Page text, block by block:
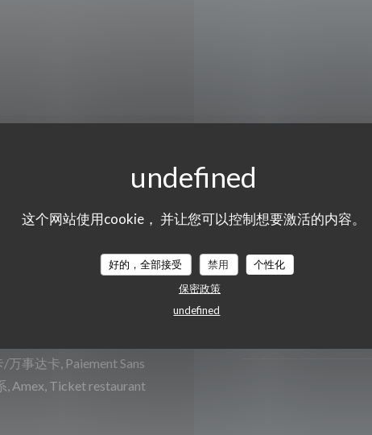
这个网站使用cookie， 并让您可以控制想要激活的内容。
好的，全部接受 禁用
个性化
保密政策
undefined
语
收取餐费
事达卡, Paiement Sans
, Amex, Ticket restaurant
星期四